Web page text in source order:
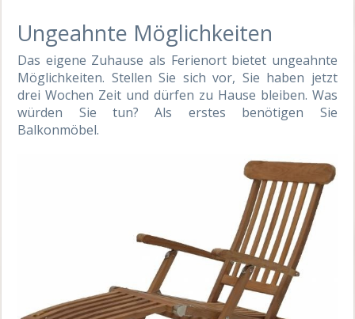
Ungeahnte Möglichkeiten
Das eigene Zuhause als Ferienort bietet ungeahnte
Möglichkeiten. Stellen Sie sich vor, Sie haben jetzt
drei Wochen Zeit und dürfen zu Hause bleiben. Was
würden Sie tun? Als erstes benötigen Sie
Balkonmöbel.